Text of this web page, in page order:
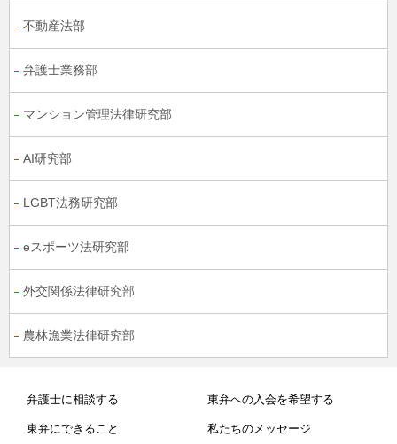
不動産法部
弁護士業務部
マンション管理法律研究部
AI研究部
LGBT法務研究部
eスポーツ法研究部
外交関係法律研究部
農林漁業法律研究部
弁護士に相談する 東弁への入会を希望する
東弁にできること 私たちのメッセージ